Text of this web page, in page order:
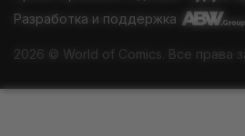
Разработка и поддержка
2026 © World of Comics. Все права